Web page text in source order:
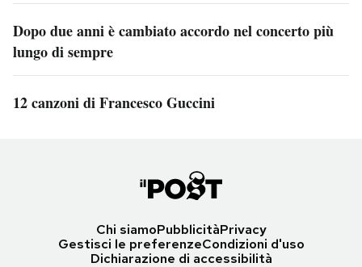
Dopo due anni è cambiato accordo nel concerto più
lungo di sempre
12 canzoni di Francesco Guccini
Chi siamoPubblicitàPrivacy
Gestisci le preferenzeCondizioni d'uso
Dichiarazione di accessibilità